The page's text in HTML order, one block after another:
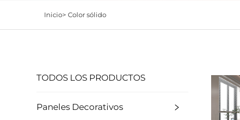
Inicio> Color sólido
TODOS LOS PRODUCTOS
Paneles Decorativos